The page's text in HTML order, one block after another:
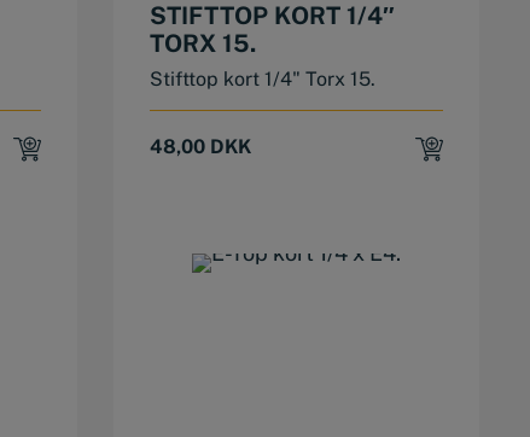
STIFTTOP KORT 1/4″
TORX 15.
Stifttop kort 1/4" Torx 15.
48,00 DKK